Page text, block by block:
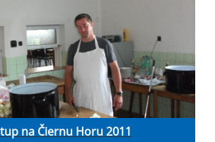
na Čiernu Horu 2011